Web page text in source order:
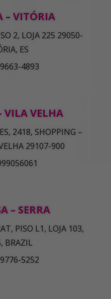
– VITÓRIA
2, LOJA 225 29050-
ES
4893
VILA VELHA
2418, SHOPPING –
29107-900
– SERRA
PISO L1, LOJA 103,
BRAZIL
5252